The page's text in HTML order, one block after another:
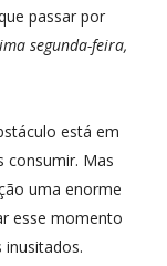
passar por
segunda-feira,
está em
consumir. Mas
uma enorme
esse momento
inusitados.